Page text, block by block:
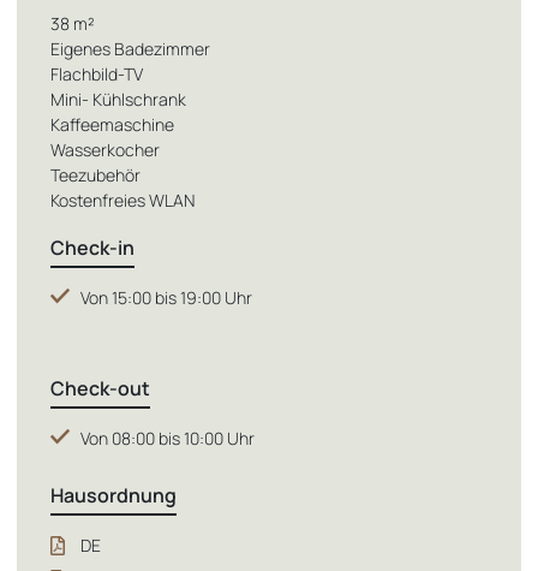
38 m²
Eigenes Badezimmer
Flachbild-TV
Mini- Kühlschrank
Kaffeemaschine
Wasserkocher
Teezubehör
Kostenfreies WLAN
Check-in
Von 15:00 bis 19:00 Uhr
Check-out
Von 08:00 bis 10:00 Uhr
Hausordnung
DE